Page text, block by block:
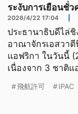
ระงับการเยือนชั่ว
2026/4/22 17:04
ประธานาธิบดีไล่
อาณาจักรเอสวา
แอฟริกา ในวันนี้
เนื่องจาก 3 ชาติแ
飛航許可 IPAC